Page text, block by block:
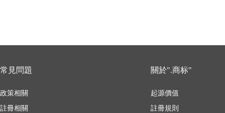
常見問題
政策相關
註冊相關
關於".商标"
起源價值
註冊規則